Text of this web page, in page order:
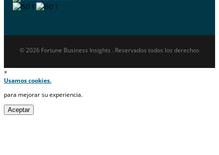
© 2026 Fortune Business Insights . Reservados todos los derechos
×
Usamos cookies.
para mejorar su experiencia.
Aceptar